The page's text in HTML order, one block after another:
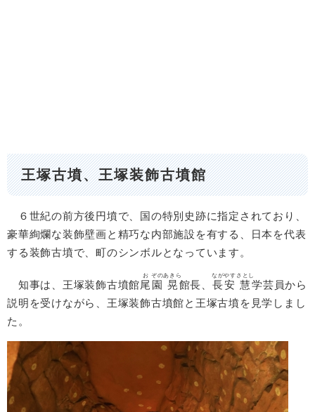
王塚古墳、王塚装飾古墳館
６世紀の前方後円墳で、国の特別史跡に指定されており、
豪華絢爛な装飾壁画と精巧な内部施設を有する、日本を代表
する装飾古墳で、町のシンボルとなっています。
知事は、王塚装飾古墳館尾
お
園
ぞの
晃
あきら
館長、 長安
ながやす
慧
さとし
学芸員から
説明を受けながら、王塚装飾古墳館と王塚古墳を見学しまし
た。